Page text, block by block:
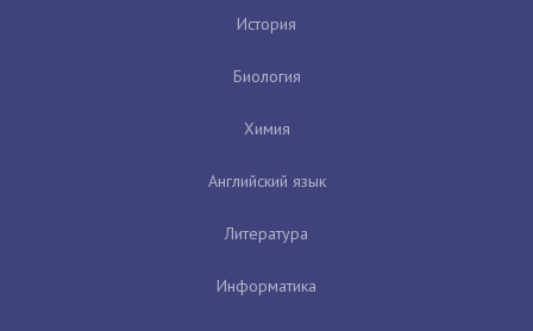
История
Биология
Химия
Английский язык
Литература
Информатика